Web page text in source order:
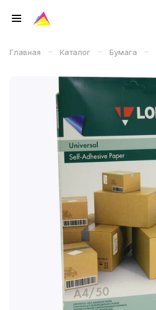
Главная – Каталог – Бумага –